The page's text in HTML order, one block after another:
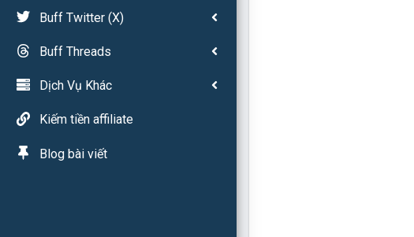
Buff Twitter (X)
Buff Threads
Dịch Vụ Khác
Kiếm tiền affiliate
Blog bài viết